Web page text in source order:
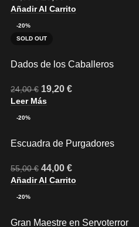
Añadir Al Carrito
-20%
SOLD OUT
Dados de los Caballeros
24,00€ 19,20 €
Leer Más
-20%
Escuadra de Purgadores
55,00€ 44,00 €
Añadir Al Carrito
-20%
Gran Maestre en Servoterror